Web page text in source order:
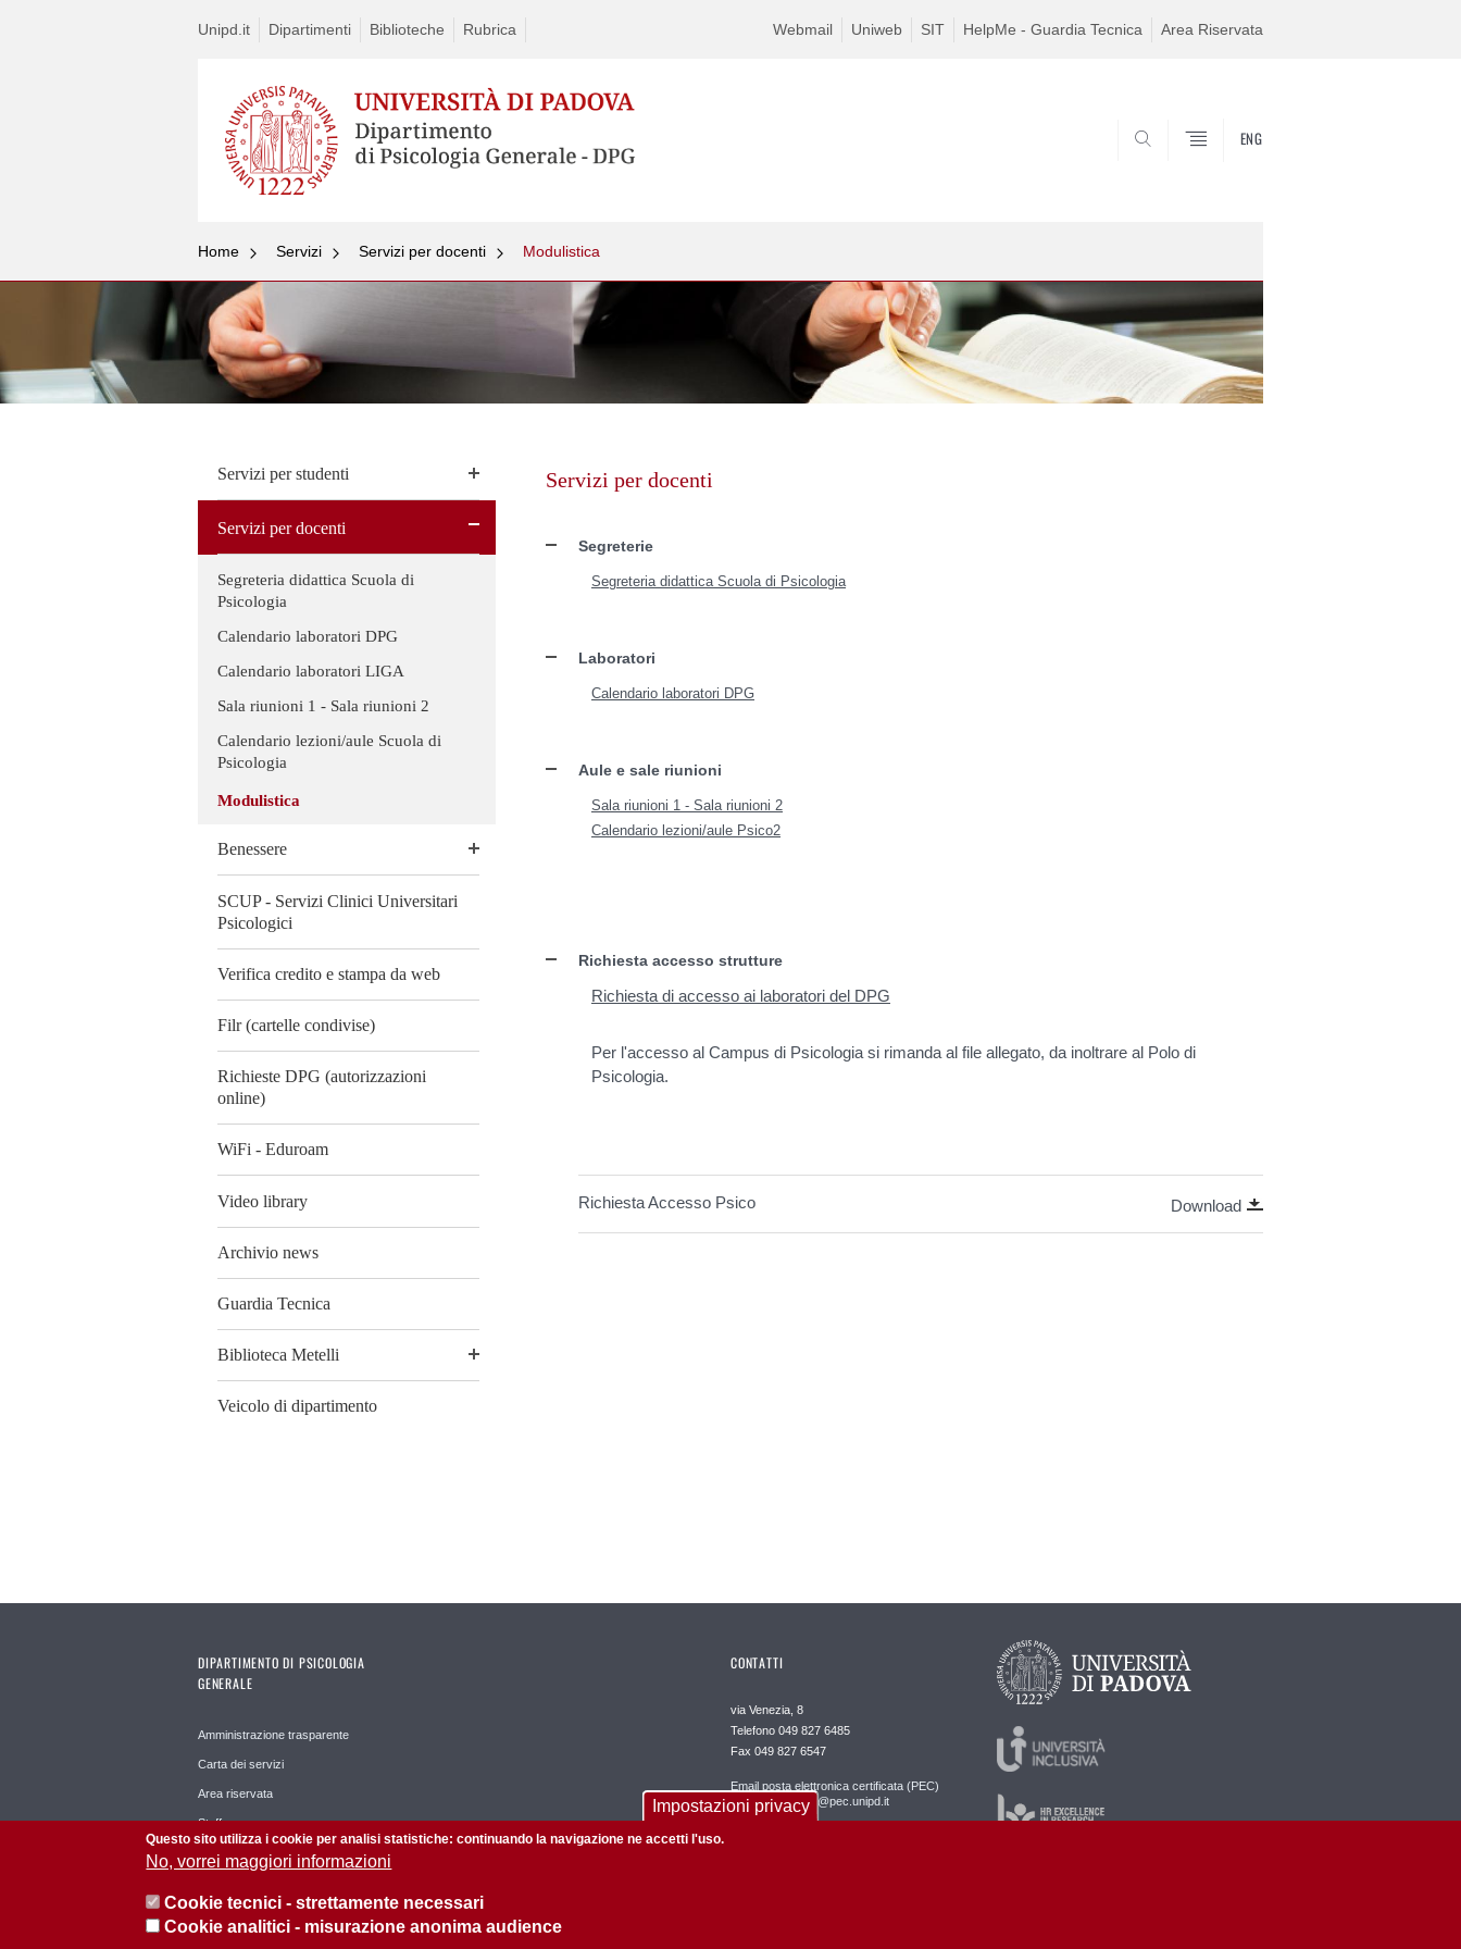
Unipd.it Dipartimenti Biblioteche Rubrica Webmail Uniweb SIT HelpMe - Guardia Tecnica Area Riservata
ENG
Home Servizi Servizi per docenti Modulistica
Servizi per studenti
Servizi per docenti
Segreteria didattica Scuola di
Psicologia
Calendario laboratori DPG
Calendario laboratori LIGA
Sala riunioni 1 - Sala riunioni 2
Calendario lezioni/aule Scuola di
Psicologia
Modulistica
Benessere
SCUP - Servizi Clinici Universitari
Psicologici
Verifica credito e stampa da web
Filr (cartelle condivise)
Richieste DPG (autorizzazioni
online)
WiFi - Eduroam
Video library
Archivio news
Guardia Tecnica
Biblioteca Metelli
Veicolo di dipartimento
Servizi per docenti
Segreterie
Segreteria didattica Scuola di Psicologia
Laboratori
Calendario laboratori DPG
Aule e sale riunioni
Sala riunioni 1 - Sala riunioni 2
Calendario lezioni/aule Psico2
Richiesta accesso strutture
Richiesta di accesso ai laboratori del DPG
Per l'accesso al Campus di Psicologia si rimanda al file allegato, da inoltrare al Polo di
Psicologia.
Richiesta Accesso Psico Download
DIPARTIMENTO DI PSICOLOGIA
GENERALE
Amministrazione trasparente
Carta dei servizi
Area riservata
Staff
CONTATTI
via Venezia, 8
Telefono 049 827 6485
Fax 049 827 6547
Email posta elettronica certificata (PEC)
dipartimento.dpg@pec.unipd.it
Impostazioni privacy
Questo sito utilizza i cookie per analisi statistiche: continuando la navigazione ne accetti l'uso.
No, vorrei maggiori informazioni
Cookie tecnici - strettamente necessari
Cookie analitici - misurazione anonima audience